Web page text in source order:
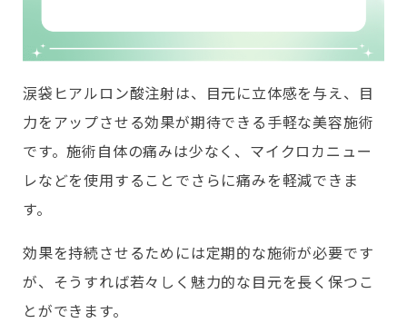
涙袋ヒアルロン酸注射は、目元に立体感を与え、目
力をアップさせる効果が期待できる手軽な美容施術
です。施術自体の痛みは少なく、マイクロカニュー
レなどを使用することでさらに痛みを軽減できま
す。
効果を持続させるためには定期的な施術が必要です
が、そうすれば若々しく魅力的な目元を長く保つこ
とができます。